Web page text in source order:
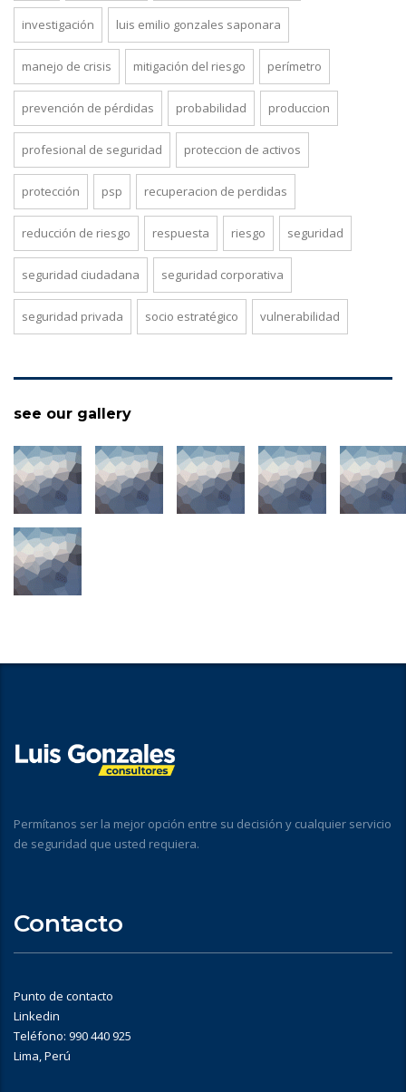
investigación luis emilio gonzales saponara
manejo de crisis mitigación del riesgo perímetro
prevención de pérdidas probabilidad produccion
profesional de seguridad proteccion de activos
protección psp recuperacion de perdidas
reducción de riesgo respuesta riesgo seguridad
seguridad ciudadana seguridad corporativa
seguridad privada socio estratégico vulnerabilidad
see our gallery
Permítanos ser la mejor opción entre su decisión y cualquier servicio
de seguridad que usted requiera.
Contacto
Punto de contacto
Linkedin
Teléfono: 990 440 925
Lima, Perú